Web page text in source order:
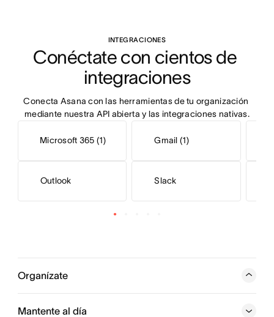
INTEGRACIONES
Conéctate con cientos de
integraciones
Conecta Asana con las herramientas de tu organización
mediante nuestra API abierta y las integraciones nativas.
Microsoft 365 (1)
Outlook
Gmail (1)
Slack
Organízate
Agrega y asigna elementos de acción. Los equipos
sabrán qué se debe hacer, cuáles son las prioridades y
Mantente al día